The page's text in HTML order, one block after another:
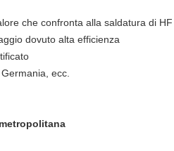
che confronta alla saldatura di
dovuto alta efficienza
ecc.